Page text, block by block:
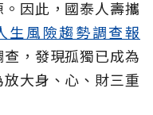
因此，國泰人壽攜
生風險趨勢調查報
，發現孤獨已成為
大身、心、財三重